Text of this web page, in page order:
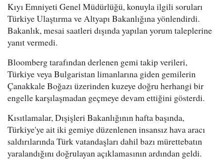
Kıyı Emniyeti Genel Müdürlüğü, konuyla ilgili soruları
Türkiye Ulaştırma ve Altyapı Bakanlığına yönlendirdi.
Bakanlık, mesai saatleri dışında yapılan yorum taleplerine
yanıt vermedi.
Bloomberg tarafından derlenen gemi takip verileri,
Türkiye veya Bulgaristan limanlarına giden gemilerin
Çanakkale Boğazı üzerinden kuzeye doğru herhangi bir
engelle karşılaşmadan geçmeye devam ettiğini gösterdi.
Kısıtlamalar, Dışişleri Bakanlığının hafta başında,
Türkiye'ye ait iki gemiye düzenlenen insansız hava aracı
saldırılarında Türk vatandaşları dahil bazı mürettebatın
yaralandığını doğrulayan açıklamasının ardından geldi.